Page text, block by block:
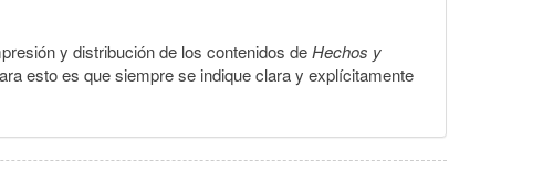
y distribución de los contenidos deHechos y
esto es que siempre se indique clara y explícitamente